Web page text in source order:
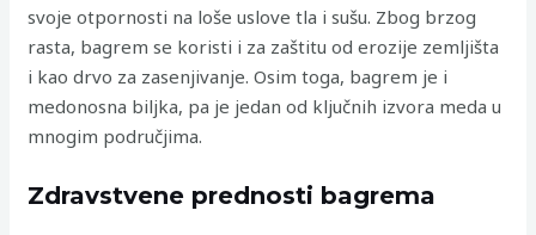
svoje otpornosti na loše uslove tla i sušu. Zbog brzog
rasta, bagrem se koristi i za zaštitu od erozije zemljišta
i kao drvo za zasenjivanje. Osim toga, bagrem je i
medonosna biljka, pa je jedan od ključnih izvora meda u
mnogim područjima.
Zdravstvene prednosti bagrema